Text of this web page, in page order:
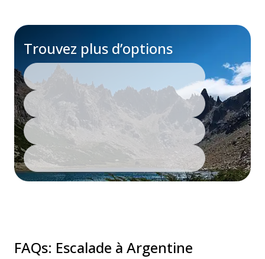
Trouvez plus d’options
FAQs: Escalade à Argentine